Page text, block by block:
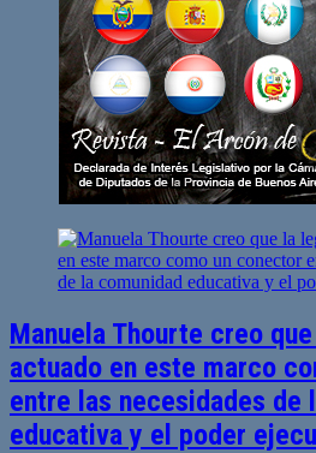
Manuela Thourte creo
actuado en este marco
entre las necesidades de
educativa y el poder